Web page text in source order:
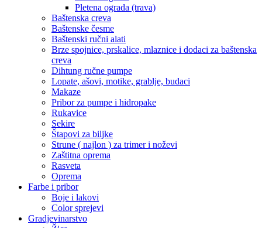
Pletena ograda (trava)
Baštenska creva
Baštenske česme
Baštenski ručni alati
Brze spojnice, prskalice, mlaznice i dodaci za baštenska
creva
Dihtung ručne pumpe
Lopate, ašovi, motike, grablje, budaci
Makaze
Pribor za pumpe i hidropake
Rukavice
Sekire
Štapovi za biljke
Strune ( najlon ) za trimer i noževi
Zaštitna oprema
Rasveta
Oprema
Farbe i pribor
Boje i lakovi
Color sprejevi
Gradjevinarstvo